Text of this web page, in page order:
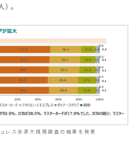
。
ュレス決済大規模調査の結果を発表